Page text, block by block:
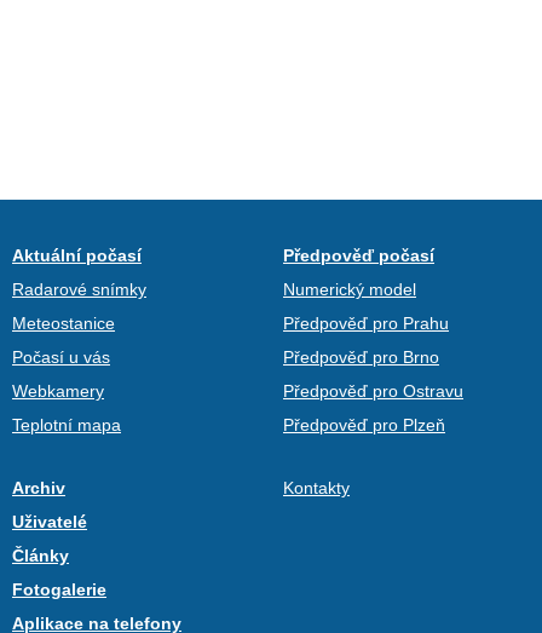
Aktuální počasí
Radarové snímky
Meteostanice
Počasí u vás
Webkamery
Teplotní mapa
Předpověď počasí
Numerický model
Předpověď pro Prahu
Předpověď pro Brno
Předpověď pro Ostravu
Předpověď pro Plzeň
Archiv
Uživatelé
Články
Fotogalerie
Aplikace na telefony
Kontakty